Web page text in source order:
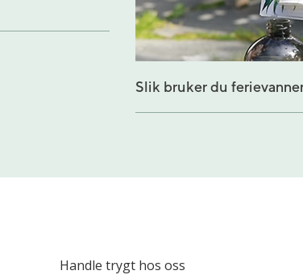
Slik bruker du
Handle trygt hos oss